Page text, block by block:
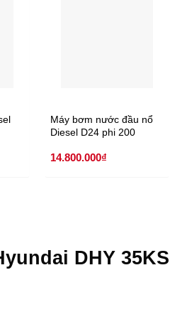
Máy bơm nước đầu nổ
Diesel D24 phi 200
14.800.000₫
DHY